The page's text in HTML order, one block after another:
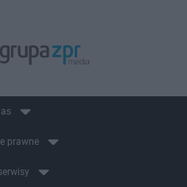
prawne